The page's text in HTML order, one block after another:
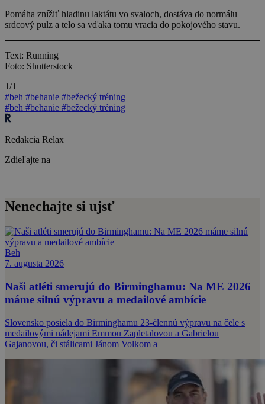
Pomáha znížiť hladinu laktátu vo svaloch, dostáva do normálu
srdcový pulz a telo sa vďaka tomu vracia do pokojového stavu.
Text: Running
Foto: Shutterstock
1/1
#beh #behanie #bežecký tréning
#beh #behanie #bežecký tréning
Redakcia Relax
Zdieľajte na
Nenechajte si ujsť
Beh
7. augusta 2026
Naši atléti smerujú do Birminghamu: Na ME 2026
máme silnú výpravu a medailové ambície
Slovensko posiela do Birminghamu 23-člennú výpravu na čele s
medailovými nádejami Emmou Zapletalovou a Gabrielou
Gajanovou, či stálicami Jánom Volkom a